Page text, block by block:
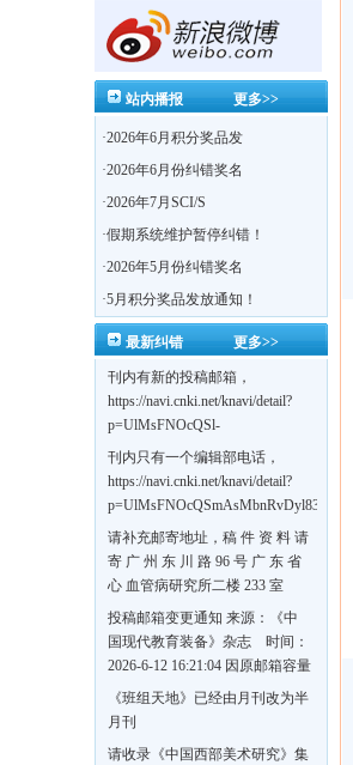
更多>>
站内播报
·2026年6月积分奖品发
·2026年6月份纠错奖名
·2026年7月SCI/S
·假期系统维护暂停纠错！
·2026年5月份纠错奖名
·5月积分奖品发放通知！
更多>>
最新纠错
刊内有新的投稿邮箱，
https://navi.cnki.net/knavi/detail?
p=UlMsFNOcQSl-
刊内只有一个编辑部电话，
https://navi.cnki.net/knavi/detail?
w7VFJdSWT5tem1RQ5W2sC5HRG-
S8mH75DuljrTVfVeoXxT4L0b-
请补充邮寄地址，稿 件 资 料 请
寄 广 州 东 川 路 96 号 广 东 省
心 血管病研究所二楼 233 室
《岭南心血管病杂志》编辑部
收，
https://navi.cnki.net/knavi/detail?
BMxk-
投稿邮箱变更通知 来源：《中
国现代教育装备》杂志 时间：
2026-6-12 16:21:04 因原邮箱容量
有限，自即日起停止使用，我刊
投稿邮箱变更为 高教投稿邮
邮箱：bedu@cmee.net.cn
《班组天地》已经由月刊改为半
月刊
请收录《中国西部美术研究》集